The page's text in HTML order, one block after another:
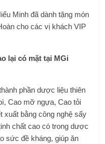
Minh đã dành tặng món
cho các vị khách VIP
lại có mặt tại MGi
phần dược liệu thiên
Cao mỡ ngựa, Cao tỏi
bằng công nghệ sấy
chất cao có trong dược
sức đề kháng, giúp ăn